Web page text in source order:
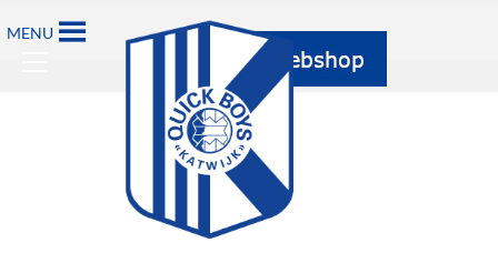
MENU